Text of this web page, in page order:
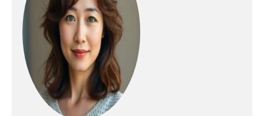
entraînement et vos
performances dans
n'importe quel sport
(musculation, cyclisme,
natation, fitness,
randonnée). Batterie
longue durée et GPS
précis: le nouveau